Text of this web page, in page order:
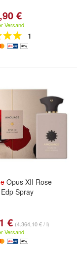
€
Versand
1
Opus XII Rose
Spray
€ (4.364,10 € / l)
Versand